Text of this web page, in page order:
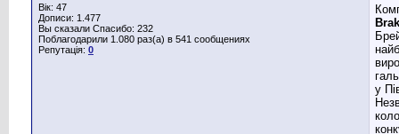
Вік: 47
Дописи: 1.477
Вы сказали Спасибо: 232
Поблагодарили 1.080 раз(а) в 541 сообщениях
Репутація: 0
у